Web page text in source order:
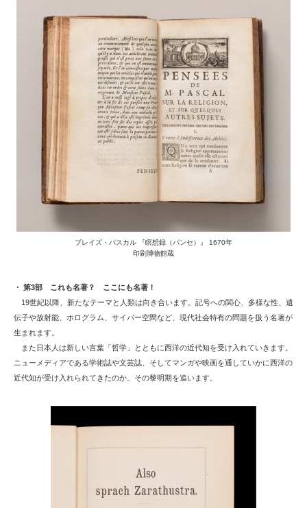
ブレイズ・パスカル 『瞑想録（パンセ）』 1670年
印刷博物館蔵
・ 第3部 これも名著？ ここにも名著！
19世紀以降、新たなテーマと人類は向き合います。記号への関心、多様な性、遺
伝子や放射能、ホログラム、サイバー空間など、現代社会特有の問題を扱う名著が
生まれます。
また日本人は新しい言葉「哲学」とともに西洋の近代知を受け入れていきます。
ニューメディアである学術誌や文芸誌、そしてマンガや映画を通していかに西洋の
近代知が受け入れられてきたのか。その黎明期を追います。